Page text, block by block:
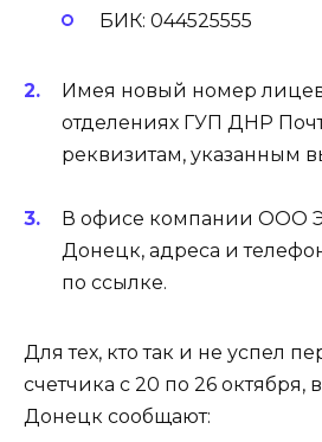
БИК: 044525555
Имея новый номер
отделениях ГУП ДНР
реквизитам, указанным
В офисе компании ООО
Донецк, адреса и
по ссылке.
Для тех, кто так и не успел
счетчика с 20 по 26
Донецк сообщают: